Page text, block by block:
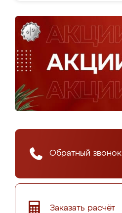
Обратный звонок
Заказать расчёт